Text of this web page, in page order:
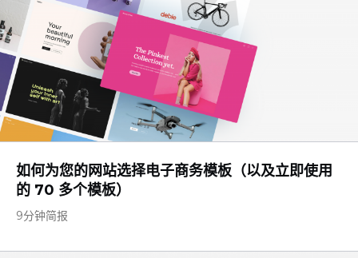
如何为您的网站选择电子商务模板（以及立即使用
的 70 多个模板）
9分钟简报